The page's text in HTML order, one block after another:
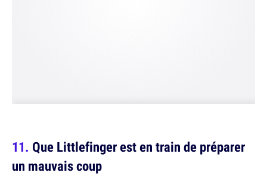
Que Littlefinger est en train de préparer
un mauvais coup